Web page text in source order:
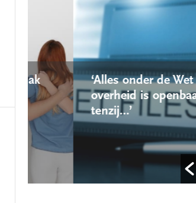
‘Alles onder de Wet open
overheid is openbaar,
tenzij…’